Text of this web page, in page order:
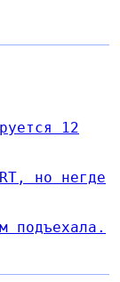
12
но негде
подъехала.